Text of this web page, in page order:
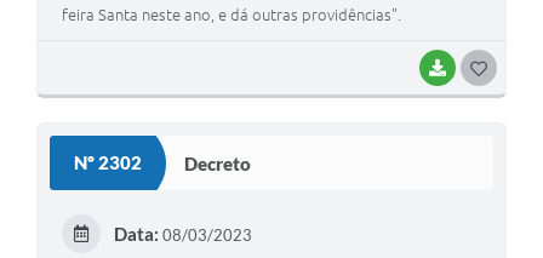
BAIXAR
feira Santa neste ano, e dá outras providências".
Nº 2302 Decreto
Data: 08/03/2023